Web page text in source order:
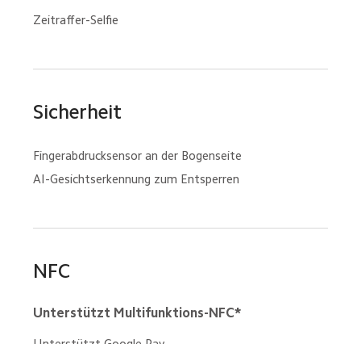
Zeitraffer-Selfie
Sicherheit
Fingerabdrucksensor an der Bogenseite
AI-Gesichtserkennung zum Entsperren
NFC
Unterstützt Multifunktions-NFC*